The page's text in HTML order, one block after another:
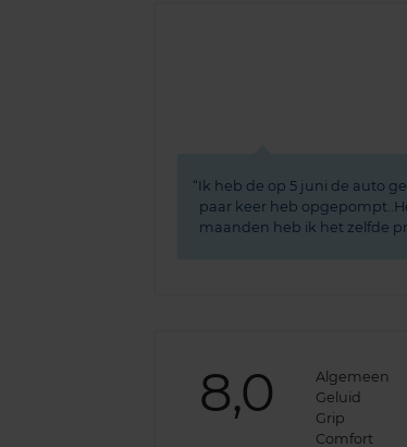
Ik heb de op 5 juni de auto
paar keer heb
maanden heb ik het zelfde
8,0 Algemeen
Geluid
Grip
Comfort